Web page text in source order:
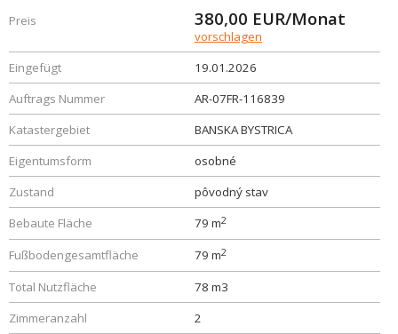
Preis 380,00 EUR/Monat
vorschlagen
Eingefügt
19.01.2026
Auftrags Nummer
AR-07FR-116839
Katastergebiet
BANSKA BYSTRICA
Eigentumsform
osobné
Zustand
pôvodný stav
Bebaute Fläche
79 m2
Fußbodengesamtfläche 79 m2
Total Nutzfläche
78 m3
Zimmeranzahl
2